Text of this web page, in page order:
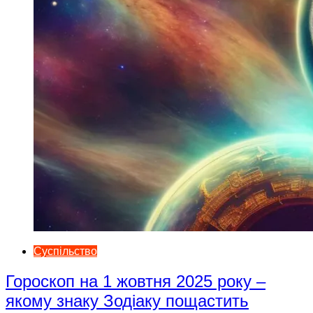
Суспільство
Гороскоп на 1 жовтня 2025 року –
якому знаку Зодіаку пощастить